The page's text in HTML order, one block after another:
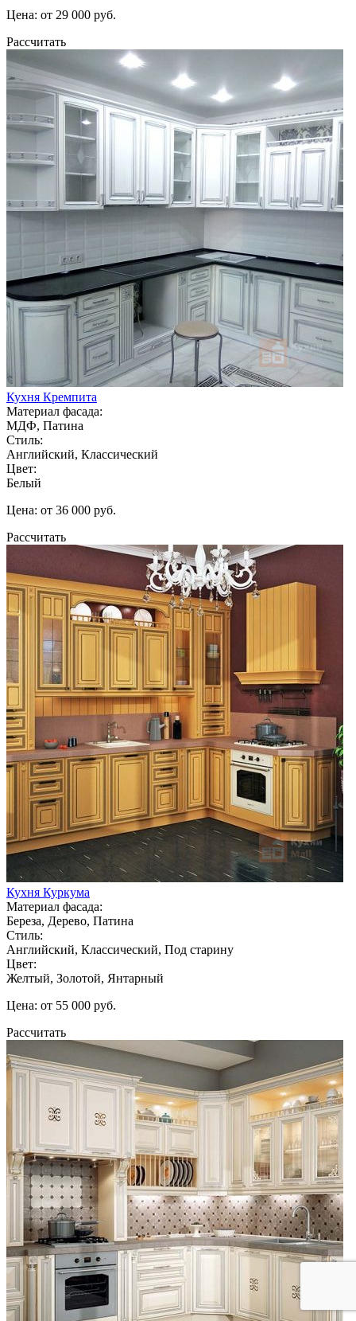
Цена: от 29 000 руб.
Рассчитать
Кухня Кремпита
Материал фасада:
МДФ, Патина
Стиль:
Английский, Классический
Цвет:
Белый
Цена: от 36 000 руб.
Рассчитать
Кухня Куркума
Материал фасада:
Береза, Дерево, Патина
Стиль:
Английский, Классический, Под старину
Цвет:
Желтый, Золотой, Янтарный
Цена: от 55 000 руб.
Рассчитать